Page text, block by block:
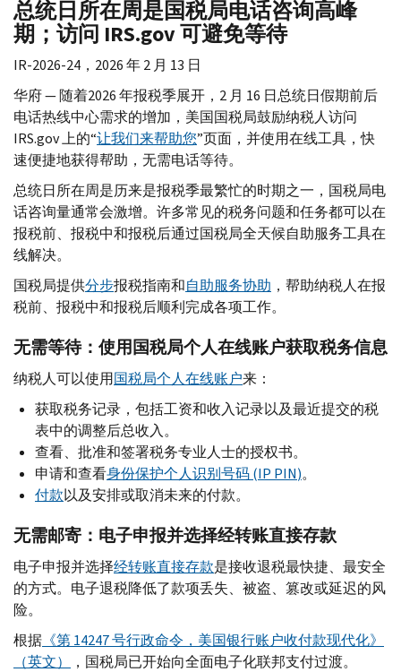
总统日所在周是国税局电话咨询高峰
期；访问 IRS.gov可避免等待
IR-2026-24，2026 年 2 月 13 日
华府 — 随着2026 年报税季展开，2 月 16 日总统日假期前后
电话热线中心需求的增加，美国国税局鼓励纳税人访问
IRS.gov上的“让我们来帮助您”页面，并使用在线工具，快
速便捷地获得帮助，无需电话等待。
总统日所在周是历来是报税季最繁忙的时期之一，国税局电
话咨询量通常会激增。许多常见的税务问题和任务都可以在
报税前、报税中和报税后通过国税局全天候​​自助服务工具在
线解决。
国税局提供分步报税指南和自助服务协助 ，帮助纳税人在报
税前、报税中和报税后顺利完成各项工作。
无需等待：使用国税局个人在线账户获取税务信息
纳税人可以使用国税局个人在线账户来：
获取税务记录，包括工资和收入记录以及最近提交的税
表中的调整后总收入。
查看、批准和签署税务专业人士的授权书。
申请和查看身份保护个人识别号码 (IP PIN)。
付款以及安排或取消未来的付款。
无需邮寄：电子申报并选择经转账直接存款
电子申报并选择经转账直接存款是接收退税最快捷、最安全
的方式。电子退税降低了款项丢失、被盗、篡改或延迟的风
险。
根据 《第 14247 号行政命令，美国银行账户收付款现代化》
（英文）
，国税局已开始向全面电子化联邦支付过渡。